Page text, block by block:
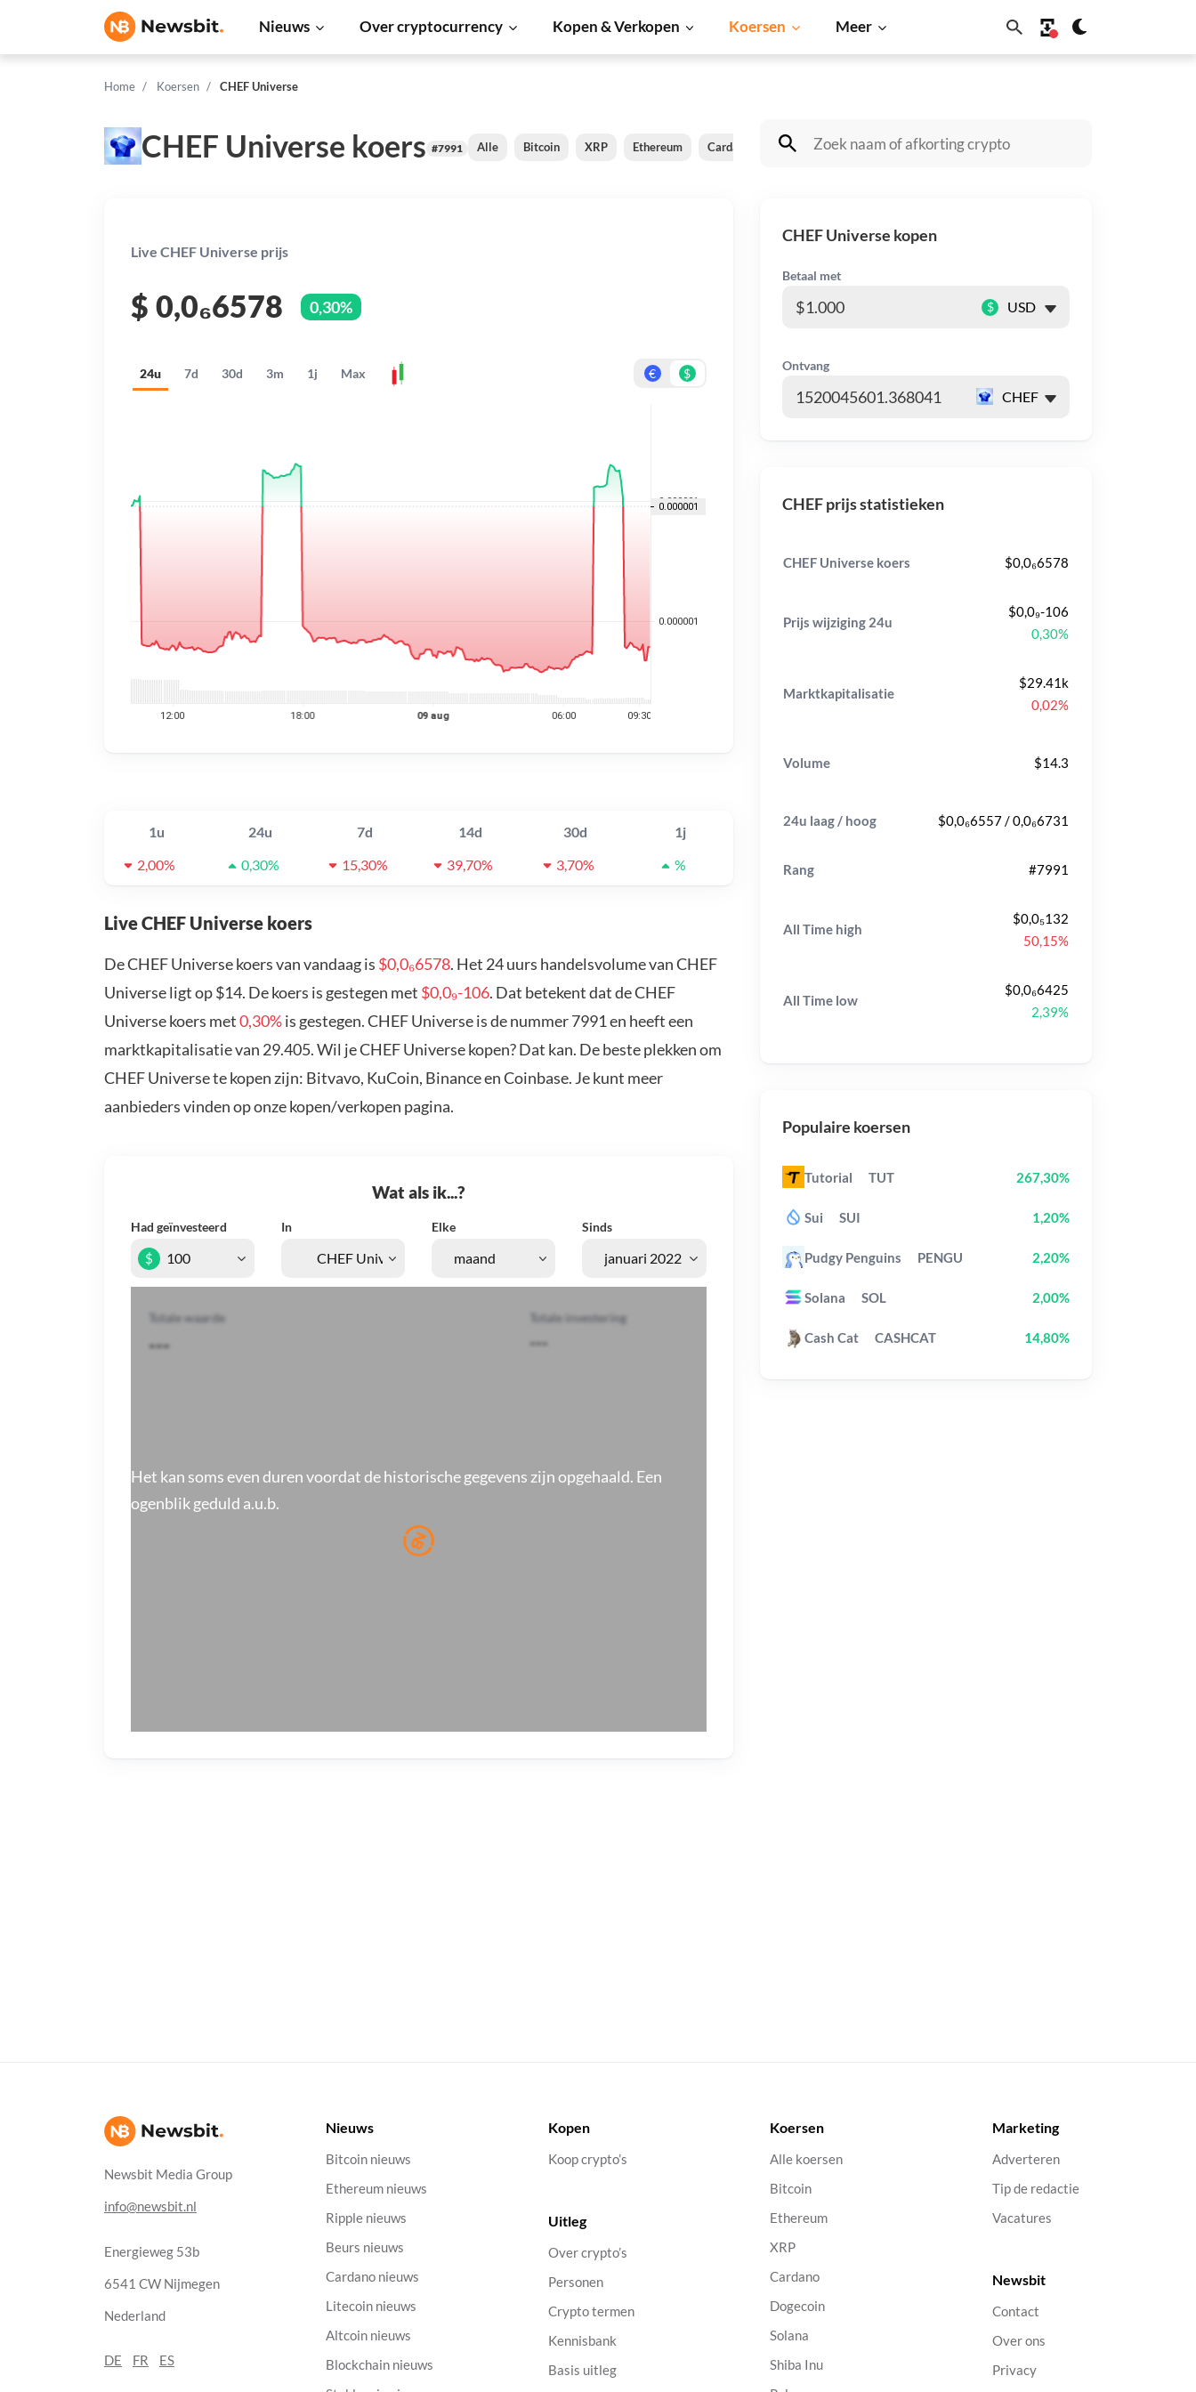
Nieuws Over cryptocurrency Kopen & Verkopen Koersen Meer
Home Koersen CHEF Universe
CHEF Universe koers #7991 Alle Bitcoin XRP Ethereum Cardano Shiba Inu Dogecoin Solana BNB
Live CHEF Universe prijs
$ 0,0₆6578 0,30%
24u 7d 30d 3m 1j Max € $
1u 24u 7d 14d 30d
1j
2,00%
0,30% 15,30% 39,70% 3,70% %
Live CHEF Universe koers
De CHEF Universe koers van vandaag is $0,0₆6578. Het 24 uurs handelsvolume van CHEF
Universe ligt op $14. De koers is gestegen met $0,0₉-106. Dat betekent dat de CHEF
Universe koers met0,30%is gestegen. CHEF Universe is de nummer 7991 en heeft een
marktkapitalisatie van 29.405. Wil je CHEF Universe kopen? Dat kan. De beste plekken om
CHEF Universe te kopen zijn: Bitvavo, KuCoin, Binance en Coinbase. Je kunt meer
aanbieders vinden op onze kopen/verkopen pagina.
Wat als ik...?
Had geïnvesteerd In Elke Sinds
$
Totale waarde
---
Totale investering
---
Het kan soms even duren voordat de historische gegevens zijn opgehaald. Een
ogenblik geduld a.u.b.
CHEF Universe kopen
Betaal met
$
Ontvang
CHEF prijs statistieken
CHEF Universe koers $0,0₆6578
Prijs wijziging 24u
$0,0₉-106
0,30%
Marktkapitalisatie
$29.41k
0,02%
Volume $14.3
24u laag / hoog $0,0₆6557 / 0,0₆6731
Rang #7991
All Time high
$0,0₅132
50,15%
All Time low
$0,0₆6425
2,39%
Populaire koersen
Tutorial TUT 267,30%
Sui SUI 1,20%
Pudgy Penguins PENGU 2,20%
Solana SOL 2,00%
Cash Cat CASHCAT 14,80%
Newsbit Media Group
info@newsbit.nl
Energieweg 53b
6541 CW Nijmegen
Nederland
DE FR ES
Nieuws
Bitcoin nieuws
Ethereum nieuws
Ripple nieuws
Beurs nieuws
Cardano nieuws
Litecoin nieuws
Altcoin nieuws
Blockchain nieuws
Kopen
Koop crypto’s
Uitleg
Over crypto’s
Personen
Crypto termen
Kennisbank
Basis uitleg
Koersen
Alle koersen
Bitcoin
Ethereum
XRP
Cardano
Dogecoin
Solana
Shiba Inu
Marketing
Adverteren
Tip de redactie
Vacatures
Newsbit
Contact
Over ons
Privacy